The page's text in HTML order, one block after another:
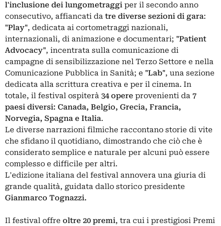
l'inclusione dei lungometraggi per il secondo anno
consecutivo, affiancati da tre diverse sezioni di gara:
"Play", dedicata ai cortometraggi nazionali,
internazionali, di animazione e documentari; "Patient
Advocacy", incentrata sulla comunicazione di
campagne di sensibilizzazione nel Terzo Settore e nella
Comunicazione Pubblica in Sanità; e "Lab", una sezione
dedicata alla scrittura creativa e per il cinema. In
totale, il festival ospiterà 34 opere provenienti da 7
paesi diversi: Canada, Belgio, Grecia, Francia,
Norvegia, Spagna e Italia.
Le diverse narrazioni filmiche raccontano storie di vite
che sfidano il quotidiano, dimostrando che ciò che è
considerato semplice e naturale per alcuni può essere
complesso e difficile per altri.
L'edizione italiana del festival annovera una giuria di
grande qualità, guidata dallo storico presidente
Gianmarco Tognazzi.
Il festival offre oltre 20 premi, tra cui i prestigiosi Premi